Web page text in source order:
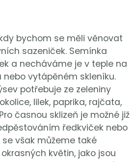
bychom se měli věnovat
sazeniček. Semínka
a necháváme je v teple na
vytápěném skleníku.
potřebuje ze zeleniny
lilek, paprika, rajčata,
časnou sklizeň je možné již
ředkviček nebo
se však můžeme také
květin, jako jsou